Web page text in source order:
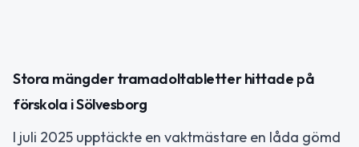
Stora mängder tramadoltabletter hittade på
förskola i Sölvesborg
I juli 2025 upptäckte en vaktmästare en låda gömd